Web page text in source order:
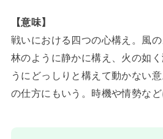
【意味】
戦いにおける四つの心構え。風の
林のように静かに構え、火の如
うにどっしりと構えて動かない
の仕方にもいう。時機や情勢など